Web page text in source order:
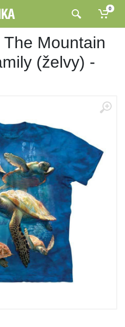
0
Mountain
(želvy) -